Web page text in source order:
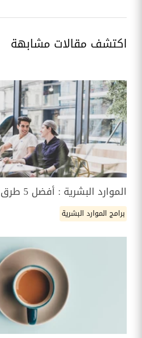
اكتشف مقالات مشابهة
الموارد البشرية : أفضل 5 طرق للحفاظ عليها
برامج الموارد البشرية